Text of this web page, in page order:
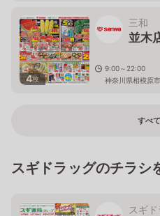
4枚
三和
並木
9:00～22:00
神奈川県相模原
すべ
スギドラッグのチラシ
スギ